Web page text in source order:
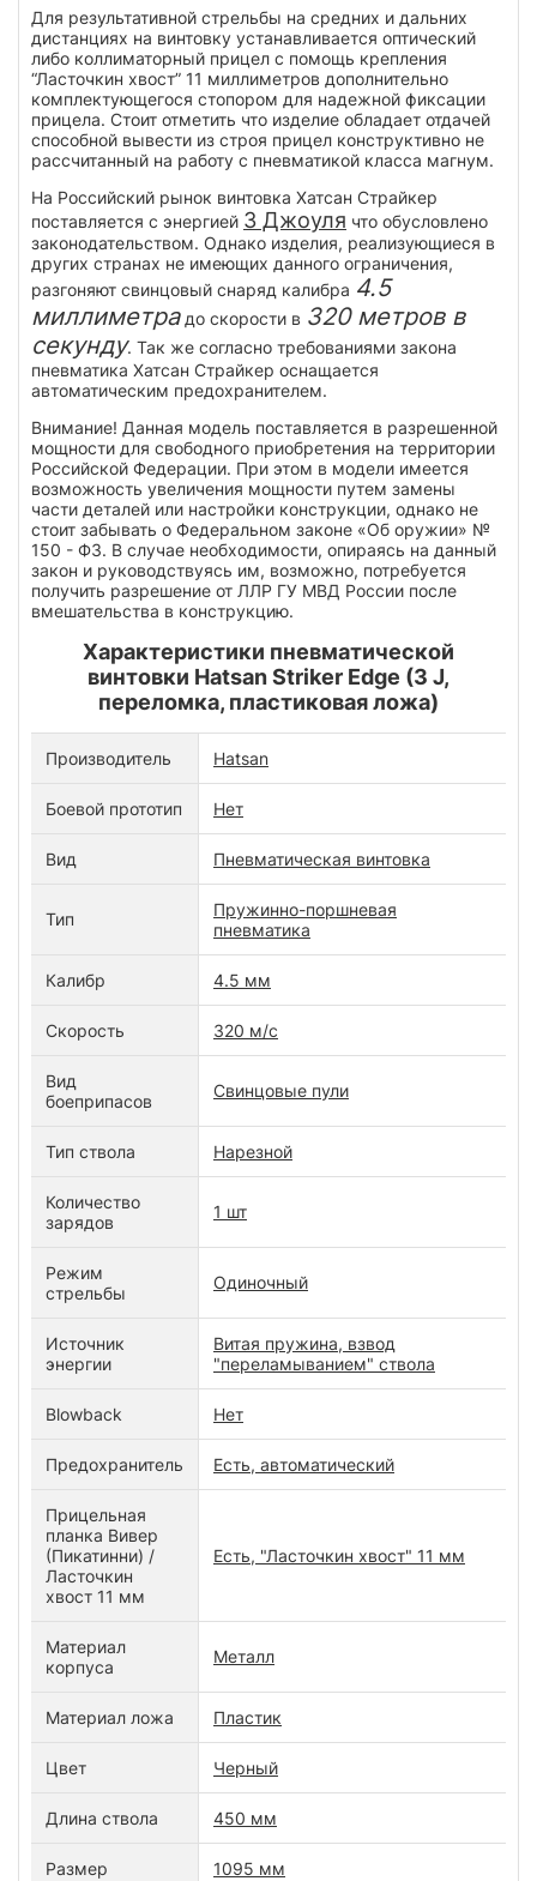
Для результативной стрельбы на средних и дальних
дистанциях на винтовку устанавливается оптический
либо коллиматорный прицел с помощь крепления
“Ласточкин хвост” 11 миллиметров дополнительно
комплектующегося стопором для надежной фиксации
прицела. Стоит отметить что изделие обладает отдачей
способной вывести из строя прицел конструктивно не
рассчитанный на работу с пневматикой класса магнум.
На Российский рынок винтовка Хатсан Страйкер
поставляется с энергией 3 Джоуля что обусловлено
законодательством. Однако изделия, реализующиеся в
других странах не имеющих данного ограничения,
разгоняют свинцовый снаряд калибра 4.5
миллиметрадо скорости в 320 метров в
секунду. Так же согласно требованиями закона
пневматика Хатсан Страйкер оснащается
автоматическим предохранителем.
Внимание! Данная модель поставляется в разрешенной
мощности для свободного приобретения на территории
Российской Федерации. При этом в модели имеется
возможность увеличения мощности путем замены
части деталей или настройки конструкции, однако не
стоит забывать о Федеральном законе «Об оружии» №
150 - ФЗ. В случае необходимости, опираясь на данный
закон и руководствуясь им, возможно, потребуется
получить разрешение от ЛЛР ГУ МВД России после
вмешательства в конструкцию.
Характеристики пневматической
винтовки Hatsan Striker Edge (3 J,
переломка, пластиковая ложа)
Производитель Hatsan
Боевой прототип Нет
Вид Пневматическая винтовка
Тип
Пружинно-поршневая
пневматика
Калибр 4.5 мм
Скорость 320 м/с
Вид
боеприпасов
Свинцовые пули
Тип ствола Нарезной
Количество
зарядов
1 шт
Режим
стрельбы
Одиночный
Источник
энергии
Витая пружина, взвод
"переламыванием" ствола
Blowback Нет
Предохранитель Есть, автоматический
Прицельная
планка Вивер
(Пикатинни) /
Ласточкин
хвост 11 мм
Есть, "Ласточкин хвост" 11 мм
Материал
корпуса
Металл
Материал ложа Пластик
Цвет Черный
Длина ствола 450 мм
Размер 1095 мм